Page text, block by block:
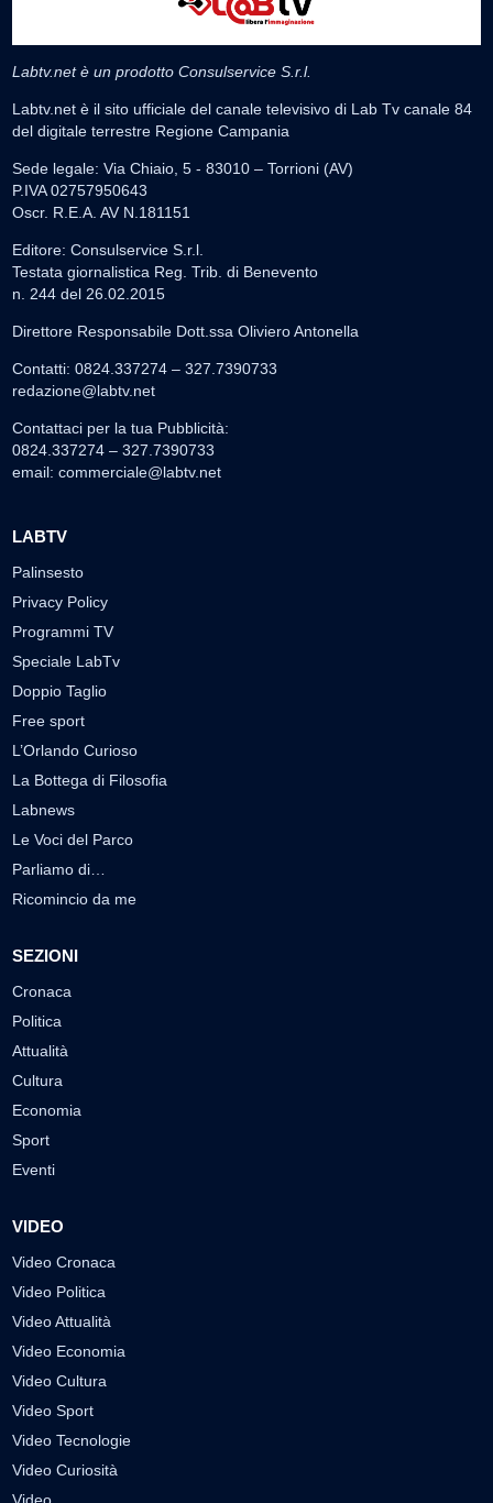
Labtv.net è un prodotto Consulservice S.r.l.
Labtv.net è il sito ufficiale del canale televisivo di Lab Tv canale 84
del digitale terrestre Regione Campania
Sede legale: Via Chiaio, 5 - 83010 – Torrioni (AV)
P.IVA 02757950643
Oscr. R.E.A. AV N.181151
Editore: Consulservice S.r.l.
Testata giornalistica Reg. Trib. di Benevento
n. 244 del 26.02.2015
Direttore Responsabile Dott.ssa Oliviero Antonella
Contatti: 0824.337274 – 327.7390733
redazione@labtv.net
Contattaci per la tua Pubblicità:
0824.337274 – 327.7390733
email: commerciale@labtv.net
LABTV
Palinsesto
Privacy Policy
Programmi TV
Speciale LabTv
Doppio Taglio
Free sport
L’Orlando Curioso
La Bottega di Filosofia
Labnews
Le Voci del Parco
Parliamo di…
Ricomincio da me
SEZIONI
Cronaca
Politica
Attualità
Cultura
Economia
Sport
Eventi
VIDEO
Video Cronaca
Video Politica
Video Attualità
Video Economia
Video Cultura
Video Sport
Video Tecnologie
Video Curiosità
Video